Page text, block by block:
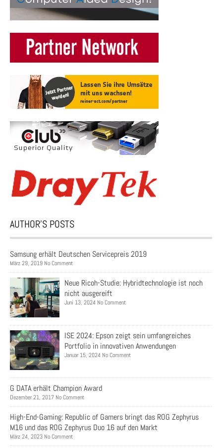
AUTHOR’S POSTS
Samsung erhält Deutschen Servicepreis 2019
März 29, 2019 No Comment
Neue Ricoh-Studie: Hybridtechnologie ist noch
nicht ausgereift
Juni 13, 2024 No Comment
ISE 2024: Epson zeigt sein umfangreiches
Portfolio in innovativen Anwendungen
Januar 15, 2024 No Comment
G DATA erhält Champion Award
Dezember 21, 2017 No Comment
High-End-Gaming: Republic of Gamers bringt das ROG Zephyrus
M16 und das ROG Zephyrus Duo 16 auf den Markt
März 24, 2023 No Comment